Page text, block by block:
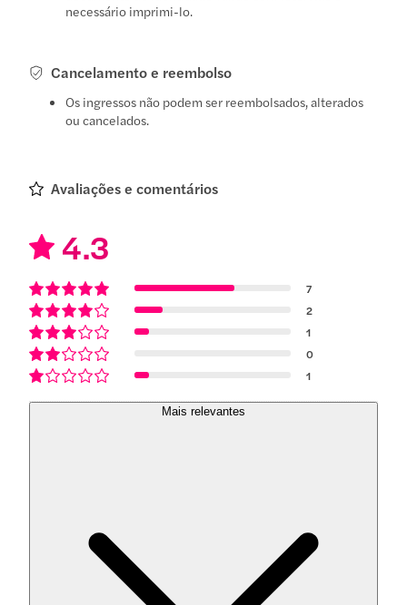
necessário imprimi-lo.
Cancelamento e reembolso
Os ingressos não podem ser reembolsados, alterados
ou cancelados.
Avaliações e comentários
4.3
7
2
1
0
1
Mais relevantes